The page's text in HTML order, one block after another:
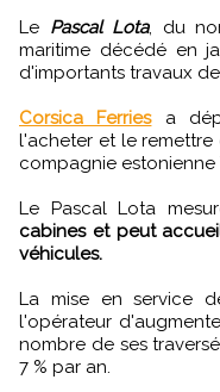
Le Pascal Lota, du
maritime décédé en
d'importants travaux
Corsica Ferriesa
l'acheter et le remettre
compagnie estonienne
Le Pascal Lota
cabines et peut
véhicules.
La mise en service
l'opérateur
nombre de ses
7 % par an.